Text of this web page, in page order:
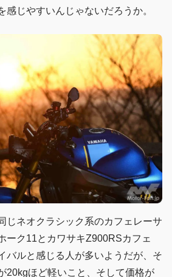
感じやすいんじゃないだろうか。
じネオクラシック系のカフェレーサ
ーク11とカワサキZ900RSカフェ
バルと感じる人が多いようだが、そ
20kgほど軽いこと、そして価格が